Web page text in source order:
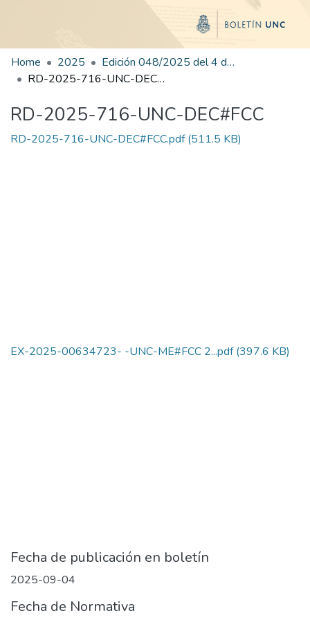
Home 2025
Edición 048/2025 del 4 de septiembre de 2025
RD-2025-716-UNC-DEC#FCC
RD-2025-716-UNC-DEC#FCC
RD-2025-716-UNC-DEC#FCC.pdf(511.5 KB)
EX-2025-00634723- -UNC-ME#FCC 2...pdf(397.6 KB)
Fecha de publicación en boletín
2025-09-04
Fecha de Normativa